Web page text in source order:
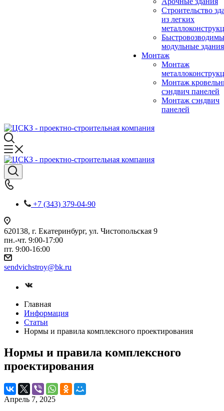
Строительство
из легких
модульные здания
Монтаж
Монтаж
Монтаж
сэндвич панелей
Монтаж сэндвич
панелей
+7 (343) 379-04-90
620138, г. Екатеринбург, ул. Чистопольская 9
пн.-чт. 9:00-17:00
пт. 9:00-16:00
sendvichstroy@bk.ru
Главная
Информация
Статьи
Нормы и правила комплексного проектирования
Нормы и правила комплексного
проектирования
Апрель 7, 2025